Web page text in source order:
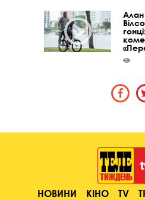
Алан
НОВИНИ КІНО TV